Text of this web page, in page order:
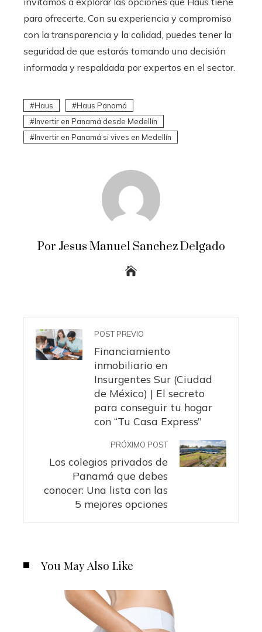
para ofrecerte. Con su experiencia y compromiso
con la transparencia y la calidad, puedes tener la
seguridad de que estarás tomando una decisión
informada y respaldada por expertos en el sector.
Haus
Haus Panamá
Invertir en Panamá desde Medellín
Invertir en Panamá si vives en Medellín
Por Jesus Manuel Sanchez Delgado
POST PREVIO
Financiamiento
inmobiliario en
Insurgentes Sur (Ciudad
de México) | El secreto
para conseguir tu hogar
con “Tu Casa Express”
PRÓXIMO POST
Los colegios privados de
Panamá que debes
conocer: Una lista con las
5 mejores opciones
You May Also Like